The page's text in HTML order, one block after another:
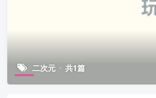
二次元 共1篇